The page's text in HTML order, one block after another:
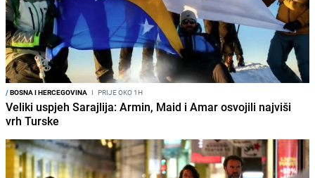
/BOSNA I HERCEGOVINA I PRIJE OKO 1H
Veliki uspjeh Sarajlija: Armin, Maid i Amar osvojili najviši
vrh Turske